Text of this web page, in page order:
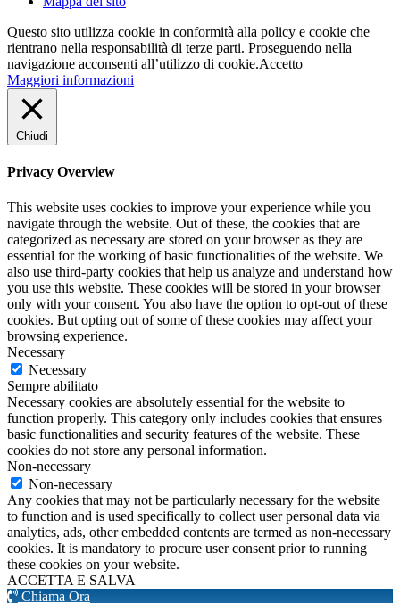
Questo sito utilizza cookie in conformità alla policy e cookie che
rientrano nella responsabilità di terze parti. Proseguendo nella
navigazione acconsenti all’utilizzo di cookie.Accetto
Maggiori informazioni
Chiudi
Privacy Overview
This website uses cookies to improve your experience while you
navigate through the website. Out of these, the cookies that are
categorized as necessary are stored on your browser as they are
essential for the working of basic functionalities of the website. We
also use third-party cookies that help us analyze and understand how
you use this website. These cookies will be stored in your browser
only with your consent. You also have the option to opt-out of these
cookies. But opting out of some of these cookies may affect your
browsing experience.
Necessary
Necessary
Sempre abilitato
Necessary cookies are absolutely essential for the website to
function properly. This category only includes cookies that ensures
basic functionalities and security features of the website. These
cookies do not store any personal information.
Non-necessary
Non-necessary
Any cookies that may not be particularly necessary for the website
to function and is used specifically to collect user personal data via
analytics, ads, other embedded contents are termed as non-necessary
cookies. It is mandatory to procure user consent prior to running
these cookies on your website.
ACCETTA E SALVA
Chiama Ora